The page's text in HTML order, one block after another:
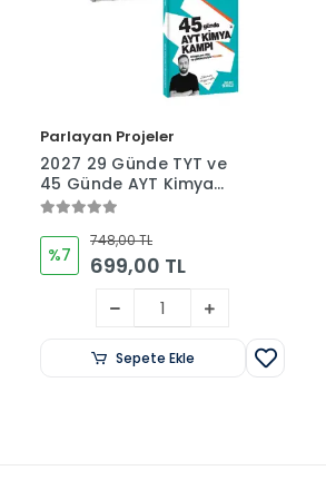
Parlayan Projeler
2027 29 Günde TYT ve
45 Günde AYT Kimya
Kampları İkilisi Sinan
%7
748,00 TL
699,00 TL
Sepete Ekle